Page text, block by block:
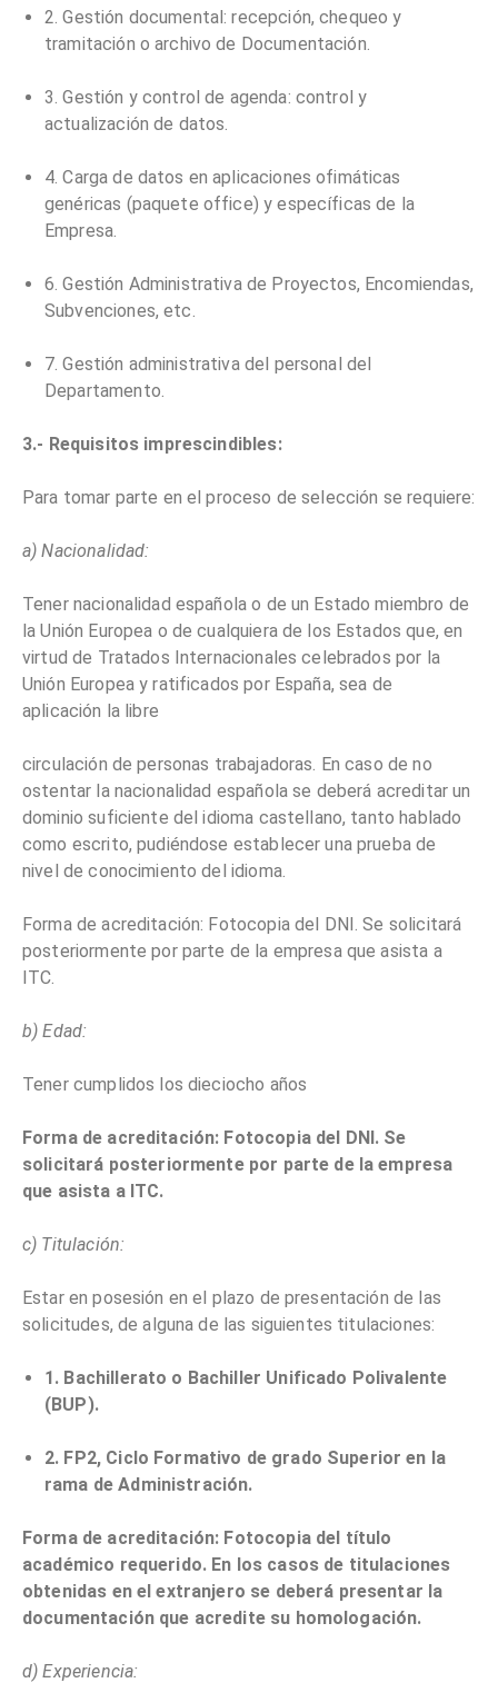
2. Gestión documental: recepción, chequeo y
tramitación o archivo de Documentación.
3. Gestión y control de agenda: control y
actualización de datos.
4. Carga de datos en aplicaciones ofimáticas
genéricas (paquete office) y específicas de la
Empresa.
6. Gestión Administrativa de Proyectos, Encomiendas,
Subvenciones, etc.
7. Gestión administrativa del personal del
Departamento.
3.- Requisitos imprescindibles:
Para tomar parte en el proceso de selección se requiere:
a) Nacionalidad:
Tener nacionalidad española o de un Estado miembro de
la Unión Europea o de cualquiera de los Estados que, en
virtud de Tratados Internacionales celebrados por la
Unión Europea y ratificados por España, sea de
aplicación la libre
circulación de personas trabajadoras. En caso de no
ostentar la nacionalidad española se deberá acreditar un
dominio suficiente del idioma castellano, tanto hablado
como escrito, pudiéndose establecer una prueba de
nivel de conocimiento del idioma.
Forma de acreditación: Fotocopia del DNI. Se solicitará
posteriormente por parte de la empresa que asista a
ITC.
b) Edad:
Tener cumplidos los dieciocho años
Forma de acreditación: Fotocopia del DNI. Se
solicitará posteriormente por parte de la empresa
que asista a ITC.
c) Titulación:
Estar en posesión en el plazo de presentación de las
solicitudes, de alguna de las siguientes titulaciones:
1. Bachillerato o Bachiller Unificado Polivalente
(BUP).
2. FP2, Ciclo Formativo de grado Superior en la
rama de Administración.
Forma de acreditación: Fotocopia del título
académico requerido. En los casos de titulaciones
obtenidas en el extranjero se deberá presentar la
documentación que acredite su homologación.
d) Experiencia: